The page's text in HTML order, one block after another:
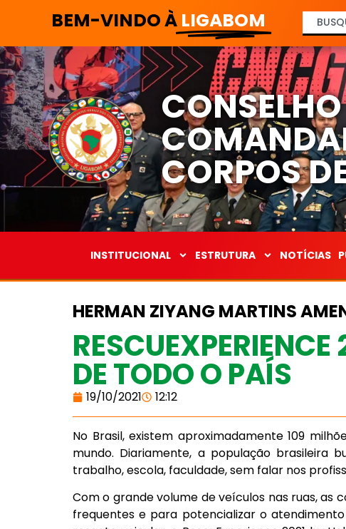
BEM-VINDO À LIGABOM
CORPOS
INSTITUCIONAL ESTRUTURA NOTÍCIAS
HERMAN ZIYANG MARTINS
DE TODO O PAÍS
19/10/2021 12:12
No Brasil, existem aproximadamente 109
mundo. Diariamente, a população brasileira
trabalho, escola, faculdade, sem falar nos
Com o grande volume de veículos nas ruas, as
frequentes e para potencializar o